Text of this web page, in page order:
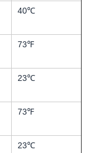
40℃
73℉
23℃
73℉
23℃